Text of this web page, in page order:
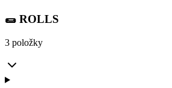
🌯 ROLLS
3 položky